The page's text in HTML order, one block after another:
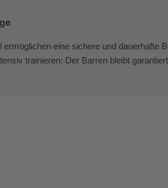
eine sichere und dauerhafte
trainieren: Der Barren bleibt